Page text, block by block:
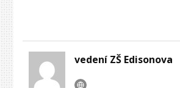
vedení ZŠ Edisonova